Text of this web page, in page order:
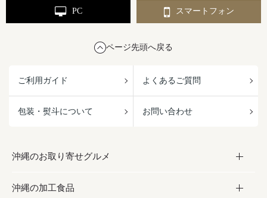
PC スマートフォン
ページ先頭へ戻る
ご利用ガイド よくあるご質問
包装・熨斗について お問い合わせ
沖縄のお取り寄せグルメ
お取り寄せグルメ
沖縄の加工食品